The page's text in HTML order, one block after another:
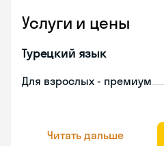
Услуги и цены
Турецкий язык
Для взрослых - премиум
Читать дальше